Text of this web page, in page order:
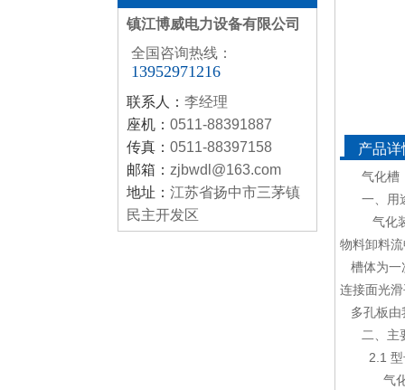
产品详
气化槽
一、用
气化
物料卸料
槽体为一
连接面光
多孔板由
二、主
2.1
气化槽
镇江博威电力设备有限公司
全国咨询热线：
13952971216
联系人： 李经理
座机： 0511-88391887
传真： 0511-88397158
邮箱： zjbwdl@163.com
地址： 江苏省扬中市三茅镇
民主开发区